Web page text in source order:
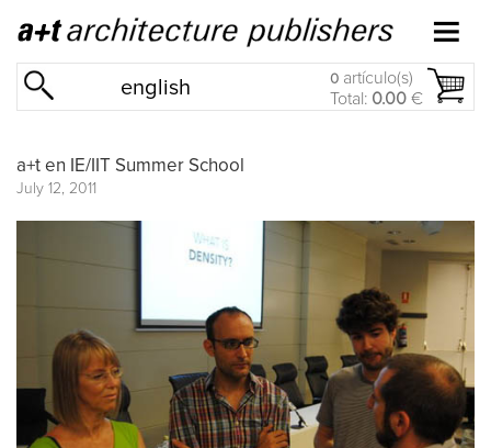
english 0 artículo(s)
Total: 0.00 €
a+t en IE/IIT Summer School
July 12, 2011